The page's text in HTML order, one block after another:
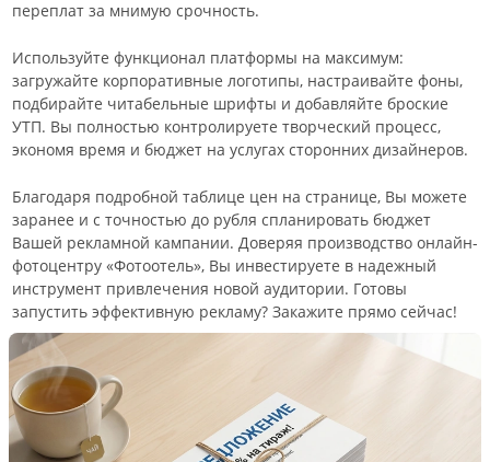
переплат за мнимую срочность.
Используйте функционал платформы на максимум:
загружайте корпоративные логотипы, настраивайте фоны,
подбирайте читабельные шрифты и добавляйте броские
УТП. Вы полностью контролируете творческий процесс,
экономя время и бюджет на услугах сторонних дизайнеров.
Благодаря подробной таблице цен на странице, Вы можете
заранее и с точностью до рубля спланировать бюджет
Вашей рекламной кампании. Доверяя производство онлайн-
фотоцентру «Фотоотель», Вы инвестируете в надежный
инструмент привлечения новой аудитории. Готовы
запустить эффективную рекламу? Закажите прямо сейчас!